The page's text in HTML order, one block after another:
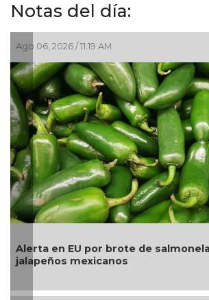
Notas del día:
/ 11:19 AM
en EU por brote de salmonela ligada a
mexicanos